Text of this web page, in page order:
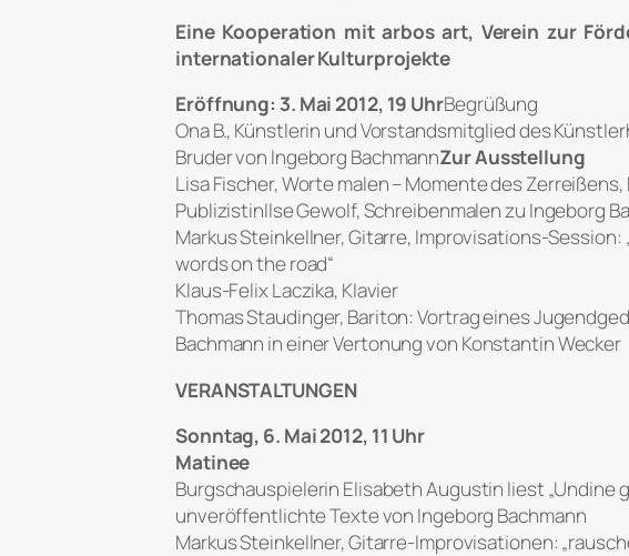
Eine Kooperation mit arbos art, Verein zur
internationaler Kulturprojekte
Eröffnung: 3. Mai 2012, 19 UhrBegrüßung
Ona B., Künstlerin und Vorstandsmitglied des
Bruder von Ingeborg BachmannZur Ausstellung
Lisa Fischer, Worte malen – Momente des
PublizistinIlse Gewolf, Schreibenmalen zu Ingeborg
Markus Steinkellner, Gitarre, Improvisations-Session:
words on the road“
Klaus-Felix Laczika, Klavier
Thomas Staudinger, Bariton: Vortrag eines
Bachmann in einer Vertonung von Konstantin Wecker
VERANSTALTUNGEN
Sonntag, 6. Mai 2012, 11 Uhr
Matinee
Burgschauspielerin Elisabeth Augustin liest „Undine
unveröffentlichte Texte von Ingeborg Bachmann
Markus Steinkellner, Gitarre-Improvisationen: